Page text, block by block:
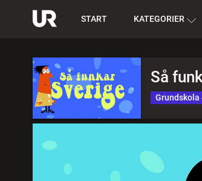
START KATEGORIER
Så
Grundskola